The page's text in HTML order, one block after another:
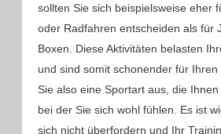
sollten Sie sich beispielsweise eher
oder Radfahren entscheiden als für
Boxen. Diese Aktivitäten belasten
und sind somit schonender für Ihren
Sie also eine Sportart aus, die
bei der Sie sich wohl fühlen. Es ist
sich nicht überfordern und Ihr